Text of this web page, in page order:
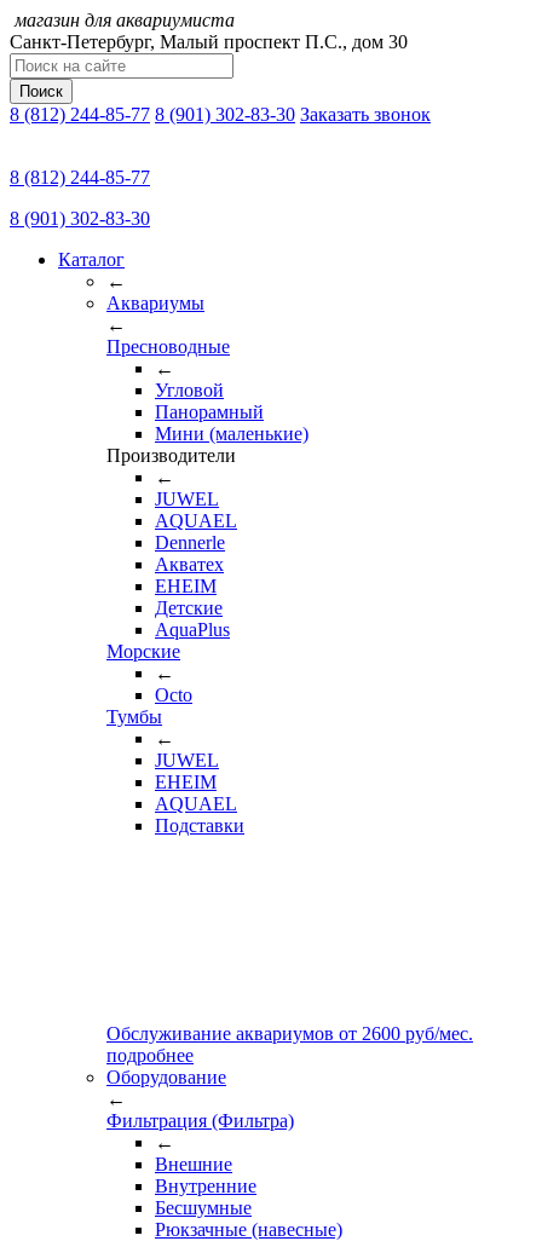
магазин для аквариумиста
Санкт-Петербург, Малый проспект П.C., дом 30
Поиск
8 (812) 244-85-77 8 (901) 302-83-30 Заказать звонок
8 (812) 244-85-77
8 (901) 302-83-30
Каталог
←
Аквариумы
←
Пресноводные
←
Угловой
Панорамный
Мини (маленькие)
Производители
←
JUWEL
AQUAEL
Dennerle
Акватех
EHEIM
Детские
AquaPlus
Морские
←
Octo
Тумбы
←
JUWEL
EHEIM
AQUAEL
Подставки
Обслуживание аквариумов от 2600 руб/мес.
подробнее
Оборудование
←
Фильтрация (Фильтра)
←
Внешние
Внутренние
Бесшумные
Рюкзачные (навесные)